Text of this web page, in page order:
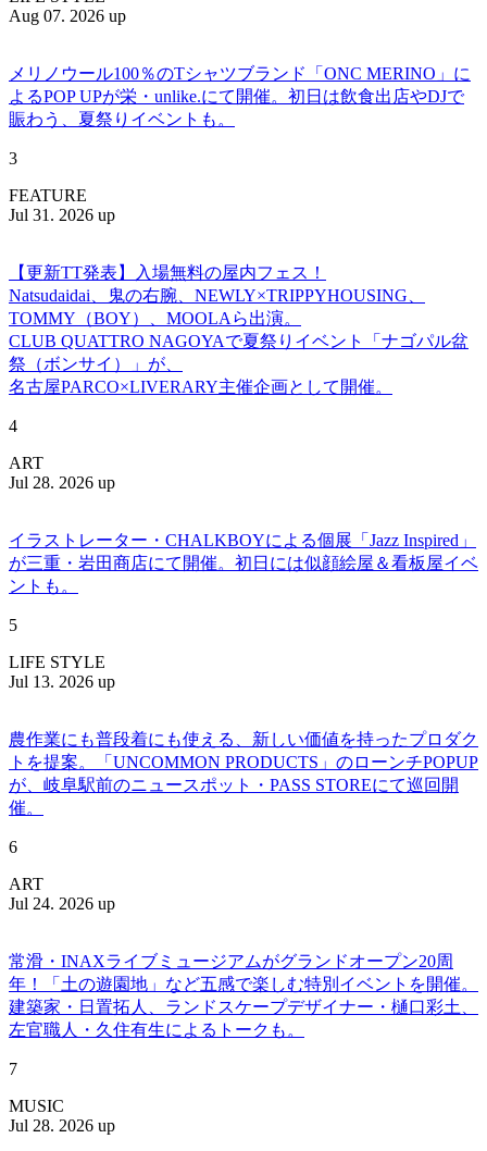
Aug 07. 2026 up
メリノウール100％のTシャツブランド「ONC MERINO」に
よるPOP UPが栄・unlike.にて開催。初日は飲食出店やDJで
賑わう、夏祭りイベントも。
3
FEATURE
Jul 31. 2026 up
【更新TT発表】入場無料の屋内フェス！
Natsudaidai、鬼の右腕、NEWLY×TRIPPYHOUSING、
TOMMY（BOY）、MOOLAら出演。
CLUB QUATTRO NAGOYAで夏祭りイベント「ナゴパル盆
祭（ボンサイ）」が、
名古屋PARCO×LIVERARY主催企画として開催。
4
ART
Jul 28. 2026 up
イラストレーター・CHALKBOYによる個展「Jazz Inspired」
が三重・岩田商店にて開催。初日には似顔絵屋＆看板屋イベ
ントも。
5
LIFE STYLE
Jul 13. 2026 up
農作業にも普段着にも使える、新しい価値を持ったプロダク
トを提案。「UNCOMMON PRODUCTS」のローンチPOPUP
が、岐阜駅前のニュースポット・PASS STOREにて巡回開
催。
6
ART
Jul 24. 2026 up
常滑・INAXライブミュージアムがグランドオープン20周
年！「土の遊園地」など五感で楽しむ特別イベントを開催。
建築家・日置拓人、ランドスケープデザイナー・樋口彩土、
左官職人・久住有生によるトークも。
7
MUSIC
Jul 28. 2026 up